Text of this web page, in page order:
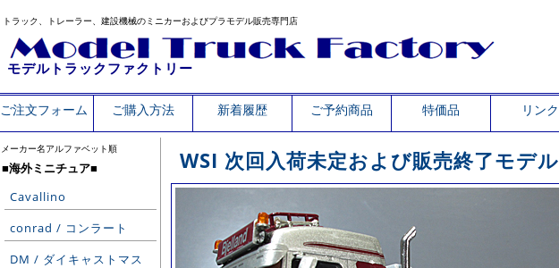
トラック、トレーラー、建設機械のミニカーおよびプラモデル販売専門店
モデルトラックファクトリー
ご注文フォーム ご購入方法 新着履歴 ご予約商品 特価品 リンク
メーカー名アルファベット順
■海外ミニチュア■
Cavallino
conrad / コンラート
DM / ダイキャストマス
WSI 次回入荷未定および販売終了モデル